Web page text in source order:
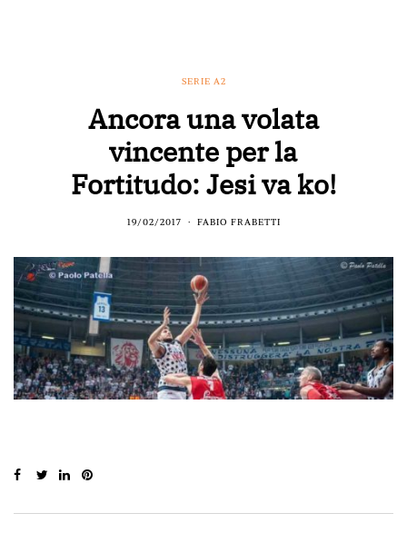
SERIE A2
Ancora una volata
vincente per la
Fortitudo: Jesi va ko!
19/02/2017 FABIO FRABETTI